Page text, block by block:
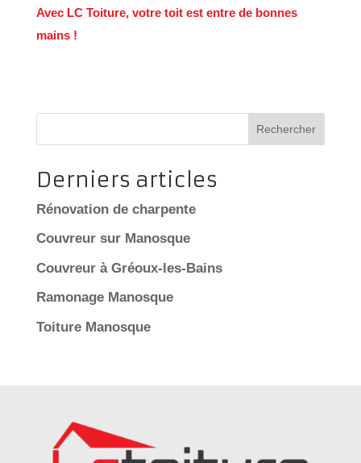
Avec LC Toiture, votre toit est entre de bonnes
mains!
Rechercher
Derniers articles
Rénovation de charpente
Couvreur sur Manosque
Couvreur à Gréoux-les-Bains
Ramonage Manosque
Toiture Manosque